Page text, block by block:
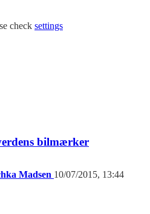
check settings
bilmærker
Madsen 10/07/2015, 13:44